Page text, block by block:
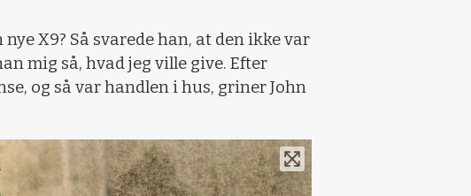
X9? Så svarede han, at den ikke var
mig så, hvad jeg ville give. Efter
og så var handlen i hus, griner John